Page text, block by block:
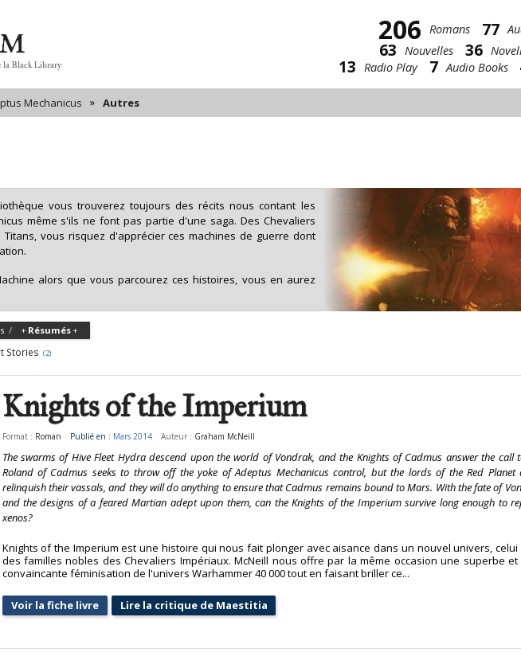
la Black Library
206 Romans 77
63 Nouvelles 36
13 Radio Play 7 Audio Books
Mechanicus » Autres
vous trouverez toujours des récits nous contant les
même s'ils ne font pas partie d'une saga. Des Chevaliers
vous risquez d'apprécier ces machines de guerre dont
alors que vous parcourez ces histoires, vous en aurez
Résumés
Stories (2)
Knights of the Imperium
Format : Roman Publié en : Mars 2014 Auteur : Graham McNeill
The swarms of Hive Fleet Hydra descend upon the world of Vondrak, and the Knights of Cadmus answer the call
Roland of Cadmus seeks to throw off the yoke of Adeptus Mechanicus control, but the lords of the Red Planet
relinquish their vassals, and they will do anything to ensure that Cadmus remains bound to Mars. With the fate of
and the designs of a feared Martian adept upon them, can the Knights of the Imperium survive long enough to
xenos?
Knights of the Imperium est une histoire qui nous fait plonger avec aisance dans un nouvel univers, celui
des familles nobles des Chevaliers Impériaux. McNeill nous offre par la même occasion une superbe et
convaincante féminisation de l'univers Warhammer 40 000 tout en faisant briller ce...
Voir la fiche livre Lire la critique de Maestitia